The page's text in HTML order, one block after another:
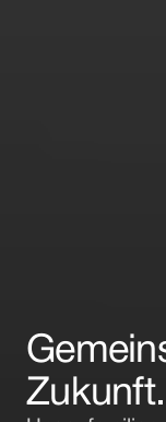
Zukunft.